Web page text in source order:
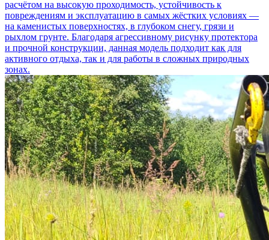
расчётом на высокую проходимость, устойчивость к
повреждениям и эксплуатацию в самых жёстких условиях —
на каменистых поверхностях, в глубоком снегу, грязи и
рыхлом грунте. Благодаря агрессивному рисунку протектора
и прочной конструкции, данная модель подходит как для
активного отдыха, так и для работы в сложных природных
зонах.